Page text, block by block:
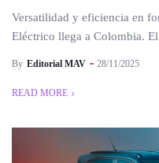
Versatilidad y eficiencia en
Eléctrico llega a Colombia.
By Editorial MAV 28/11/2025
READ MORE